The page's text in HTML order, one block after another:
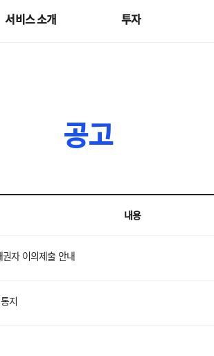
서비스 소개 투자
공고
내용
자 이의제출 안내
지